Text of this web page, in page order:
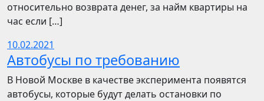
относительно возврата денег, за найм квартиры на
час если […]
10.02.2021
Автобусы по требованию
В Новой Москве в качестве эксперимента появятся
автобусы, которые будут делать остановки по